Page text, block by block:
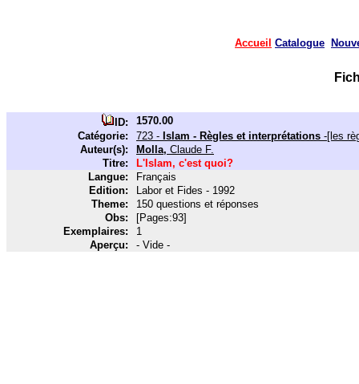
Accueil Catalogue
ID:
1570.00
Catégorie:
723 - Islam - Règles et interprétations -[les
Auteur(s):
Molla, Claude F.
Titre:
L'Islam, c'est quoi?
Langue:
Français
Edition:
Labor et Fides - 1992
Theme:
150 questions et réponses
Obs:
[Pages:93]
Exemplaires:
1
Aperçu:
- Vide -